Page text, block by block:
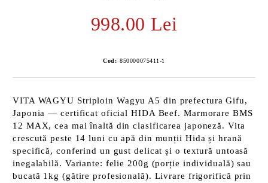
998.00 Lei
Cod: 850000075411-1
VITA WAGYU Striploin Wagyu A5 din prefectura Gifu,
Japonia — certificat oficial HIDA Beef. Marmorare BMS
12 MAX, cea mai înaltă din clasificarea japoneză. Vita
crescută peste 14 luni cu apă din munții Hida și hrană
specifică, conferind un gust delicat și o textură untoasă
inegalabilă. Variante: felie 200g (porție individuală) sau
bucată 1kg (gătire profesională). Livrare frigorifică prin